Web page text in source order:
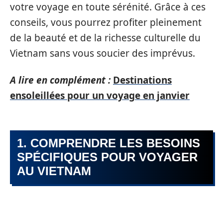
votre voyage en toute sérénité. Grâce à ces
conseils, vous pourrez profiter pleinement
de la beauté et de la richesse culturelle du
Vietnam sans vous soucier des imprévus.
A lire en complément : Destinations
ensoleillées pour un voyage en janvier
1. COMPRENDRE LES BESOINS
SPÉCIFIQUES POUR VOYAGER
AU VIETNAM